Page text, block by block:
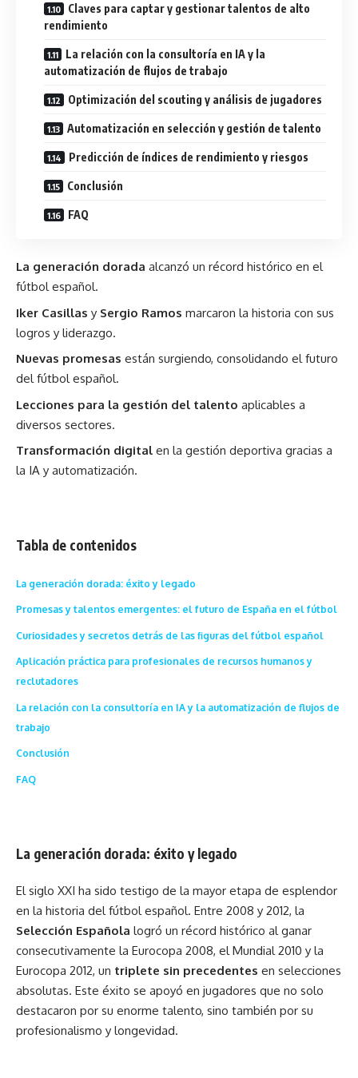
Claves para captar y gestionar talentos de alto
rendimiento
La relación con la consultoría en IA y la
automatización de flujos de trabajo
Optimización del scouting y análisis de jugadores
Automatización en selección y gestión de talento
Predicción de índices de rendimiento y riesgos
Conclusión
FAQ
La generación dorada alcanzó un récord histórico en el
fútbol español.
Iker Casillas y Sergio Ramos marcaron la historia con sus
logros y liderazgo.
Nuevas promesas están surgiendo, consolidando el futuro
del fútbol español.
Lecciones para la gestión del talento aplicables a
diversos sectores.
Transformación digital en la gestión deportiva gracias a
la IA y automatización.
Tabla de contenidos
La generación dorada: éxito y legado
Promesas y talentos emergentes: el futuro de España en el fútbol
Curiosidades y secretos detrás de las figuras del fútbol español
Aplicación práctica para profesionales de recursos humanos y
reclutadores
La relación con la consultoría en IA y la automatización de flujos de
trabajo
Conclusión
FAQ
La generación dorada: éxito y legado
El siglo XXI ha sido testigo de la mayor etapa de esplendor
en la historia del fútbol español. Entre 2008 y 2012, la
Selección Española logró un récord histórico al ganar
consecutivamente la Eurocopa 2008, el Mundial 2010 y la
Eurocopa 2012, un triplete sin precedentes en selecciones
absolutas. Este éxito se apoyó en jugadores que no solo
destacaron por su enorme talento, sino también por su
profesionalismo y longevidad.